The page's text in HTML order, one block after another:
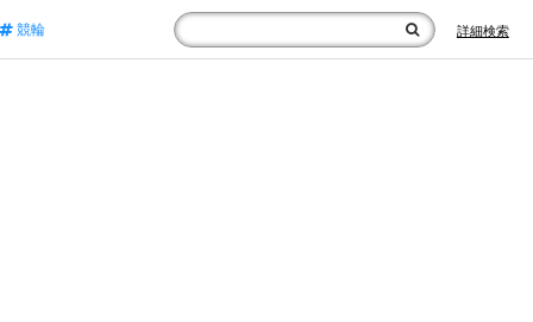
競輪 詳細検索